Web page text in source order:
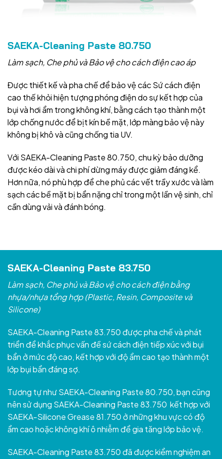
SAEKA-Cleaning Paste 80.750
Làm sạch, Che phủ và Bảo vệ cho cách điện cao áp
Được thiết kế và pha chế để bảo vệ các Sứ cách điện
cao thế khỏi hiện tượng phóng điện do sự kết hợp của
bụi và hơi ẩm trong không khí, bằng cách tạo thành một
lớp chống nước để bịt kín bề mặt, lớp màng bảo vệ này
không bị khô và cũng chống tia UV.
Với SAEKA-Cleaning Paste 80.750, chu kỳ bảo dưỡng
được kéo dài và chi phí dừng máy được giảm đáng kể.
Hơn nữa, nó phù hợp để che phủ các vết trầy xước và làm
sạch các bề mặt bị bẩn nặng chỉ trong một lần vệ sinh, chỉ
cần dùng vải và đánh bóng.
SAEKA-Cleaning Paste 83.750
Làm sạch, Che phủ và Bảo vệ cho cách điện bằng
nhựa/nhựa tổng hợp (Plastic, Resin, Composite và
Silicone)
SAEKA-Cleaning Paste 83.750 được pha chế và phát
triển để khắc phục vấn đề sứ cách điện tiếp xúc với bụi
bẩn ở mức độ cao, kết hợp với độ ẩm cao tạo thành một
lớp bụi bẩn đáng sợ.
Tương tự như SAEKA-Cleaning Paste 80.750, bạn cũng
nên sử dụng SAEKA-Cleaning Paste 83.750 kết hợp với
SAEKA-Silicone Grease 81.750 ở những khu vực có độ
ẩm cao hoặc không khí ô nhiễm để gia tăng lớp bảo vệ.
SAEKA-Cleaning Paste 83.750 đã được kiểm nghiệm an